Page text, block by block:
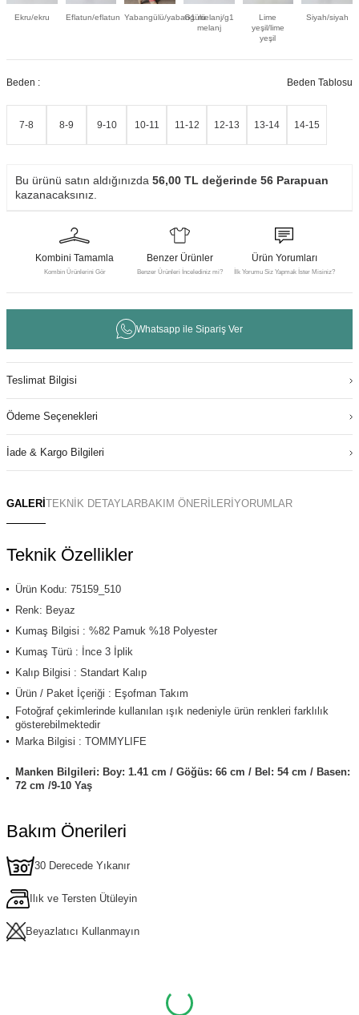
GALERİ TEKNİK DETAYLARBAKIM ÖNERİLERİ YORUMLAR
Teknik Özellikler
Ürün Kodu: 75159_510
Renk: Beyaz
Kumaş Bilgisi : %82 Pamuk %18 Polyester
Kumaş Türü : İnce 3 İplik
Kalıp Bilgisi : Standart Kalıp
Ürün / Paket İçeriği : Eşofman Takım
Fotoğraf çekimlerinde kullanılan ışık nedeniyle ürün renkleri farklılık
gösterebilmektedir
Marka Bilgisi : TOMMYLIFE
Manken Bilgileri: Boy: 1.41 cm / Göğüs: 66 cm / Bel: 54 cm / Basen:
72 cm /9-10 Yaş
Bakım Önerileri
30 Derecede Yıkanır
Ilık ve Tersten Ütüleyin
Beyazlatıcı Kullanmayın
Ekru/ekru Eflatun/eflatun Yabangülü/yabangülüG1 melanj/g1
melanj
Lime
yeşil/lime
yeşil
Siyah/siyah
Beden : Beden Tablosu
7-8 8-9 9-10 10-11 11-12 12-13 13-14 14-15
Bu ürünü satın aldığınızda 56,00 TL değerinde 56 Parapuan
kazanacaksınız.
Kombini Tamamla
Kombin Ürünlerini Gör
Benzer Ürünler
Benzer Ürünleri İncelediniz mi?
Ürün Yorumları
İlk Yorumu Siz Yapmak İster Misiniz?
Whatsapp ile Sipariş Ver
Teslimat Bilgisi
Ödeme Seçenekleri
İade & Kargo Bilgileri